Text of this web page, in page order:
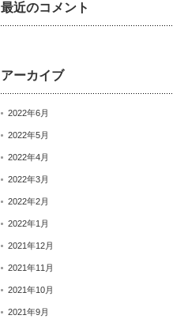
最近のコメント
アーカイブ
2022年6月
2022年5月
2022年4月
2022年3月
2022年2月
2022年1月
2021年12月
2021年11月
2021年10月
2021年9月